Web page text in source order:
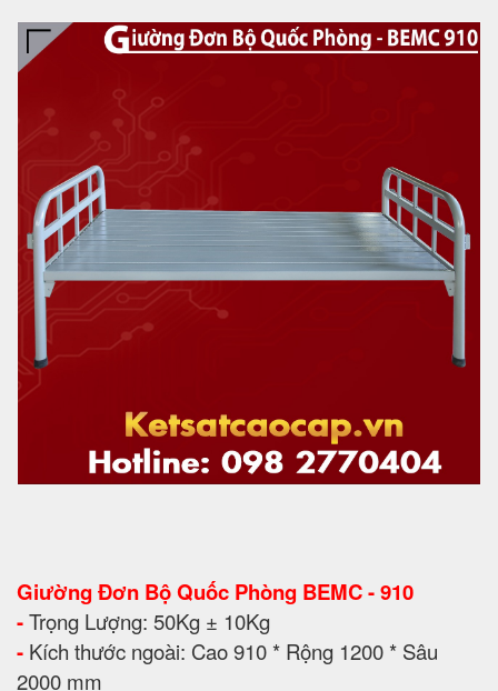
Giường Đơn Bộ Quốc Phòng BEMC - 910
-Trọng Lượng: 50Kg ± 10Kg
- Kích thước ngoài: Cao 910 * Rộng 1200 * Sâu
2000 mm